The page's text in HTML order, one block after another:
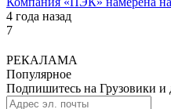
4 года назад
7
РЕКАЛАМА
Популярное
Подпишитесь на Грузовики и